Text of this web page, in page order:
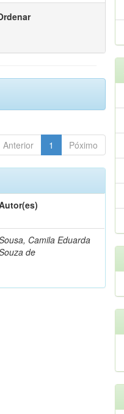
Anterior 1 Póximo
Camila Eduarda
de